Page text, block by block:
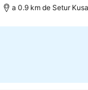
a 0.9 km de Setur